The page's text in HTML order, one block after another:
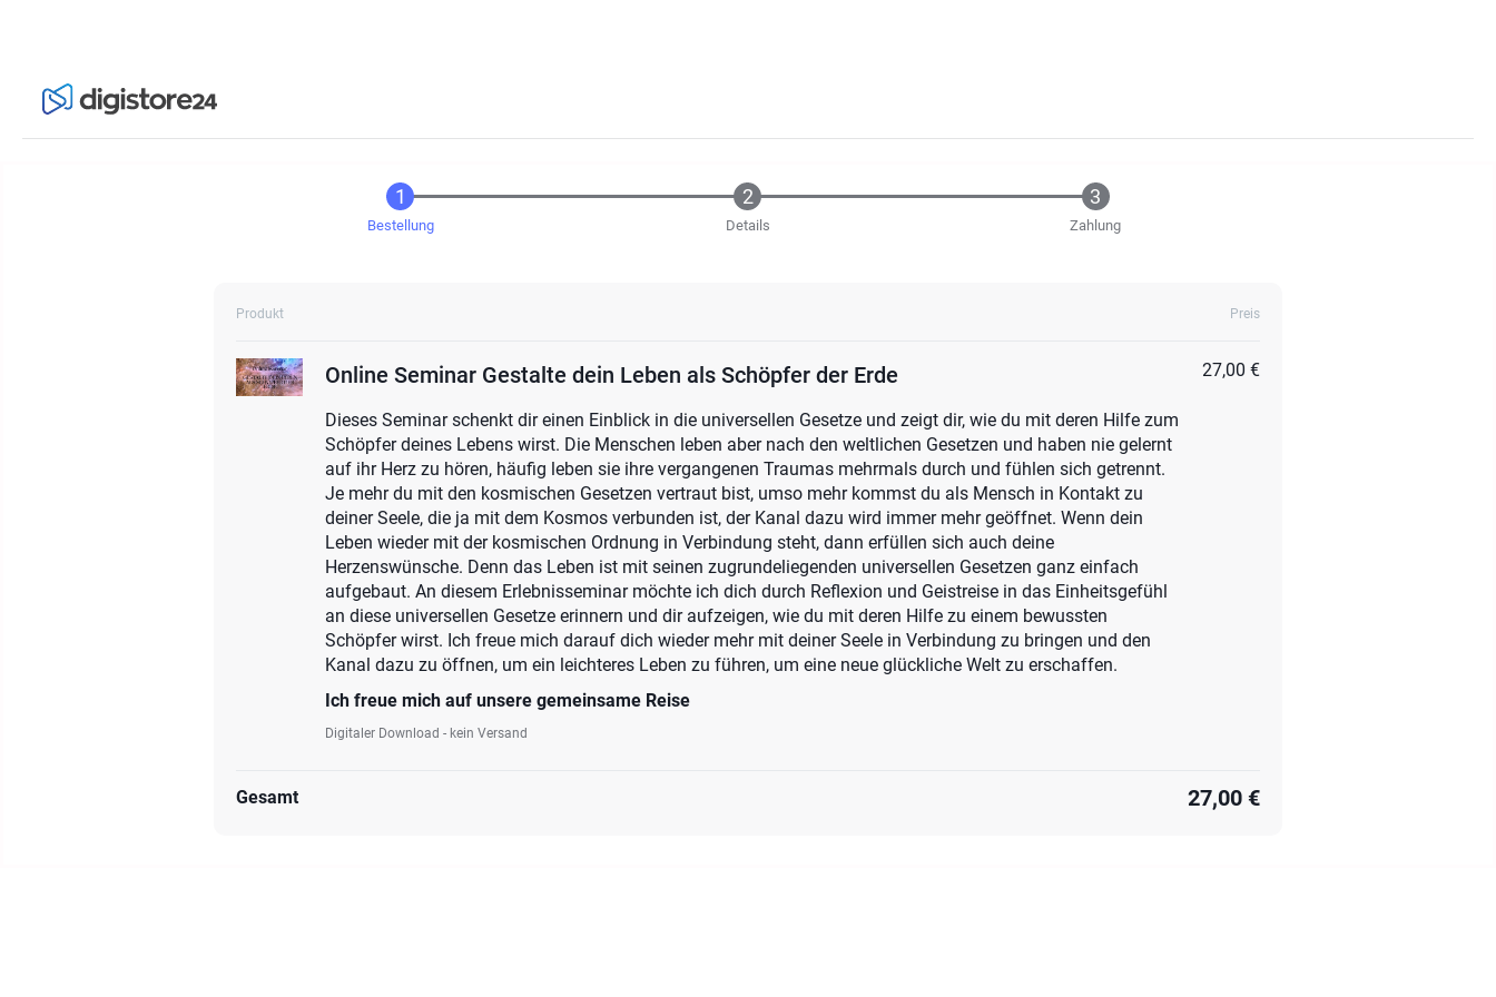
Bestellung Details Zahlung
Produkt Preis
Online Seminar Gestalte dein Leben als Schöpfer der Erde
Dieses Seminar schenkt dir einen Einblick in die universellen Gesetze und zeigt dir, wie du mit deren Hilfe zum
Schöpfer deines Lebens wirst. Die Menschen leben aber nach den weltlichen Gesetzen und haben nie gelernt
auf ihr Herz zu hören, häufig leben sie ihre vergangenen Traumas mehrmals durch und fühlen sich getrennt.
Je mehr du mit den kosmischen Gesetzen vertraut bist, umso mehr kommst du als Mensch in Kontakt zu
deiner Seele, die ja mit dem Kosmos verbunden ist, der Kanal dazu wird immer mehr geöffnet. Wenn dein
Leben wieder mit der kosmischen Ordnung in Verbindung steht, dann erfüllen sich auch deine
Herzenswünsche. Denn das Leben ist mit seinen zugrundeliegenden universellen Gesetzen ganz einfach
aufgebaut. An diesem Erlebnisseminar möchte ich dich durch Reflexion und Geistreise in das Einheitsgefühl
an diese universellen Gesetze erinnern und dir aufzeigen, wie du mit deren Hilfe zu einem bewussten
Schöpfer wirst. Ich freue mich darauf dich wieder mehr mit deiner Seele in Verbindung zu bringen und den
Kanal dazu zu öffnen, um ein leichteres Leben zu führen, um eine neue glückliche Welt zu erschaffen.
Ich freue mich auf unsere gemeinsame Reise
Digitaler Download - kein Versand
27,00 €
Gesamt 27,00 €